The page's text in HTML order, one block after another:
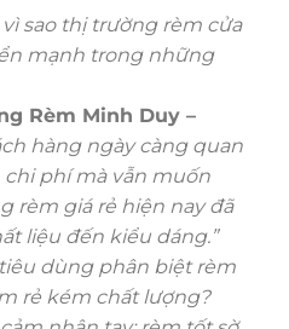
sao thị trường rèm cửa
mạnh trong những
Rèm Minh Duy –
hàng ngày càng quan
phí mà vẫn muốn
rèm giá rẻ hiện nay đã
liệu đến kiểu dáng.”
dùng phân biệt rèm
rẻ kém chất lượng?